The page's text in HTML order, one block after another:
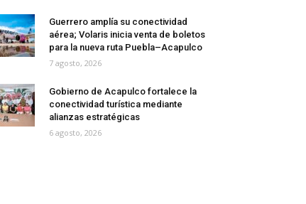
Guerrero amplía su conectividad
aérea; Volaris inicia venta de boletos
para la nueva ruta Puebla–Acapulco
7 agosto, 2026
Gobierno de Acapulco fortalece la
conectividad turística mediante
alianzas estratégicas
6 agosto, 2026